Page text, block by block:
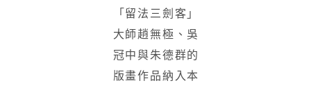
「留法三劍客」
大師趙無極、吳
冠中與朱德群的
版畫作品納入本